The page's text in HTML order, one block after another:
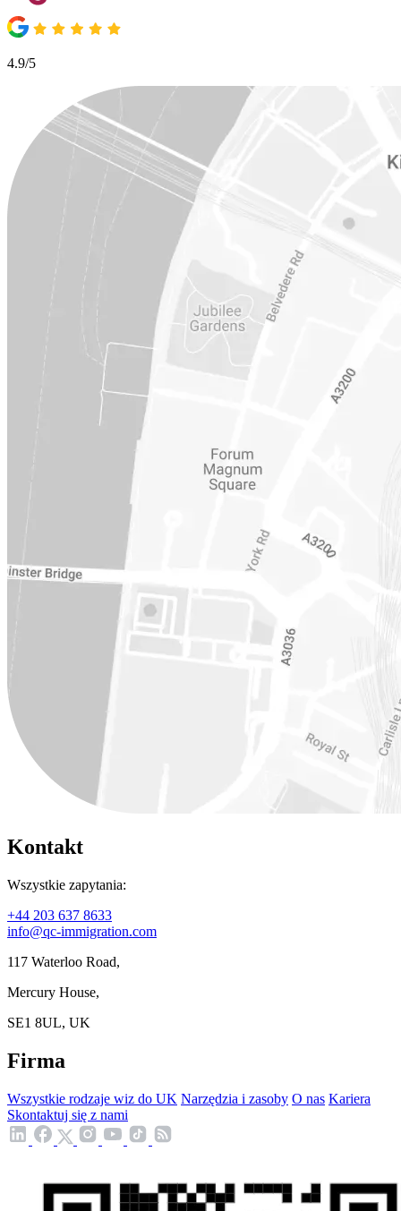
4.9/5
Kontakt
Wszystkie zapytania:
+44 203 637 8633
info@qc-immigration.com
117 Waterloo Road,
Mercury House,
SE1 8UL, UK
Firma
Wszystkie rodzaje wiz do UK Narzędzia i zasoby O nas Kariera
Skontaktuj się z nami